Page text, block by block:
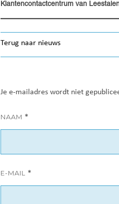
Klantencontactcentrum van
Terug naar nieuws
Je e-mailadres wordt niet
NAAM *
E-MAIL *